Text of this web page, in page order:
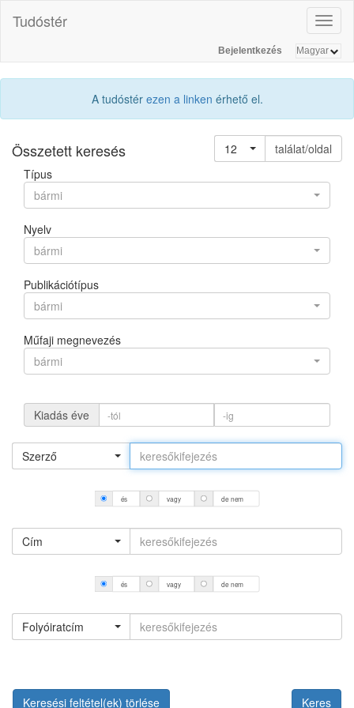
Tudóstér
Bejelentkezés
A tudóstér ezen a linken érhető el.
Összetett keresés 12
találat/oldal
Típus
bármi
Nyelv
bármi
Publikációtípus
bármi
Műfaji megnevezés
bármi
Kiadás éve
Szerző
és vagy de nem
Cím
és vagy de nem
Folyóiratcím
Keresési feltétel(ek) törlése